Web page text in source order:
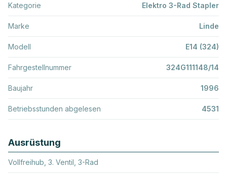
Kategorie Elektro 3-Rad Stapler
Marke Linde
Modell E14 (324)
Fahrgestellnummer 324G111148/14
Baujahr 1996
Betriebsstunden abgelesen 4531
Ausrüstung
Vollfreihub, 3. Ventil, 3-Rad